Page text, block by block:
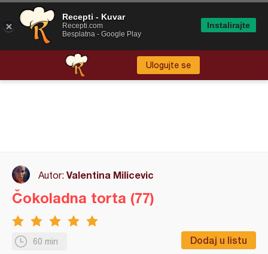
Ulogujte se
Autor: Valentina Milicevic
60 min Dodaj u listu
Čokoladna torta (77)
Recepti - Kuvar
Recepti.com
Besplatna - Google Play
Instalirajte